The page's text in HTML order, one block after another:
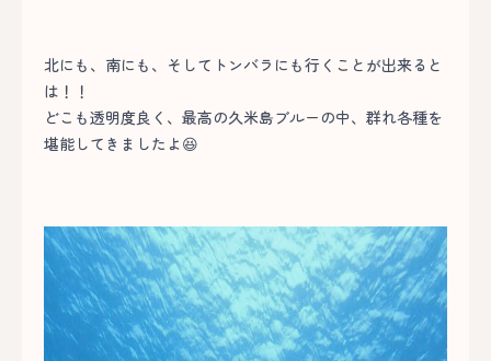
北にも、南にも、そしてトンバラにも行くことが出来ると
は！！
どこも透明度良く、最高の久米島ブルーの中、群れ各種を
堪能してきましたよ😆